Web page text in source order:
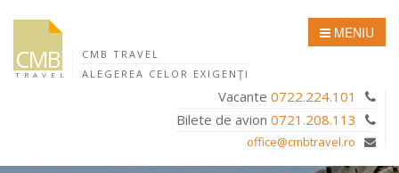
MENIU
CMB
TRAVEL
CMB TRAVEL
ALEGEREA CELOR EXIGENŢI
Vacante 0722.224.101
Bilete de avion 0721.208.113
office@cmbtravel.ro